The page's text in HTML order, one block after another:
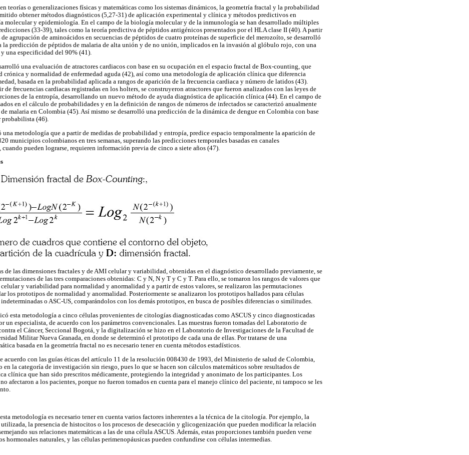
teorías o generalizaciones físicas y matemáticas como los sistemas dinámicos, la geometría fractal y la probabilidad
obtener métodos diagnósticos (5,27-31) de aplicación experimental y clínica y métodos predictivos en
molecular y epidemiología. En el campo de la biología molecular y de la inmunología se han desarrollado múltiples
(33-39), tales como la teoría predictiva de péptidos antigénicos presentados por el HLA clase II (40). A partir
agrupación de aminoácidos en secuencias de péptidos de cuatro proteínas de superficie del merozoíto, se desarrolló
la predicción de péptidos de malaria de alta unión y de no unión, implicados en la invasión al glóbulo rojo, con una
una especificidad del 90% (41).
una evaluación de atractores cardiacos con base en su ocupación en el espacio fractal de Box-counting, que
crónica y normalidad de enfermedad aguda (42), así como una metodología de aplicación clínica que diferencia
basada en la probabilidad aplicada a rangos de aparición de la frecuencia cardiaca y número de latidos (43).
de frecuencias cardiacas registradas en los holters, se construyeron atractores que fueron analizados con las leyes de
de la entropía, desarrollando un nuevo método de ayuda diagnóstica de aplicación clínica (44). En el campo de
en el cálculo de probabilidades y en la definición de rangos de números de infectados se caracterizó anualmente
malaria en Colombia (45). Así mismo se desarrolló una predicción de la dinámica de dengue en Colombia con base
probabilista (46).
una metodología que a partir de medidas de probabilidad y entropía, predice espacio temporalmente la aparición de
municipios colombianos en tres semanas, superando las predicciones temporales basadas en canales
pueden lograrse, requieren información previa de cinco a siete años (47).
de las dimensiones fractales y de AMI celular y variabilidad, obtenidas en el diagnóstico desarrollado previamente, se
de las tres comparaciones obtenidas: C y N, N y T y C y T. Para ello, se tomaron los rangos de valores que
y variabilidad para normalidad y anormalidad y a partir de estos valores, se realizaron las permutaciones
los prototipos de normalidad y anormalidad. Posteriormente se analizaron los prototipos hallados para células
o ASC-US, comparándolos con los demás prototipos, en busca de posibles diferencias o similitudes.
esta metodología a cinco células provenientes de citologías diagnosticadas como ASCUS y cinco diagnosticadas
un especialista, de acuerdo con los parámetros convencionales. Las muestras fueron tomadas del Laboratorio de
el Cáncer, Seccional Bogotá, y la digitalización se hizo en el Laboratorio de Investigaciones de la Facultad de
Militar Nueva Granada, en donde se determinó el prototipo de cada una de ellas. Por tratarse de una
basada en la geometría fractal no es necesario tener en cuenta métodos estadísticos.
acuerdo con las guías éticas del artículo 11 de la resolución 008430 de 1993, del Ministerio de salud de Colombia,
en la categoría de investigación sin riesgo, pues lo que se hacen son cálculos matemáticos sobre resultados de
clínica que han sido prescritos médicamente, protegiendo la integridad y anonimato de los participantes. Los
afectaron a los pacientes, porque no fueron tomados en cuenta para el manejo clínico del paciente, ni tampoco se les
metodología es necesario tener en cuenta varios factores inherentes a la técnica de la citología. Por ejemplo, la
la presencia de histocitos o los procesos de desecación y glicogenización que pueden modificar la relación
sus relaciones matemáticas a las de una célula ASCUS. Además, estas proporciones también pueden verse
hormonales naturales, y las células perimenopáusicas pueden confundirse con células intermedias.